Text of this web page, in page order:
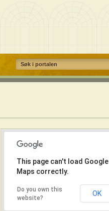
This page can't load Google
Maps correctly.
Do you own this
website?
OK